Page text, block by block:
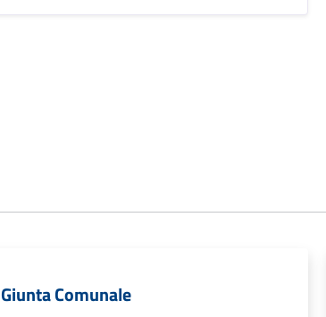
Giunta Comunale